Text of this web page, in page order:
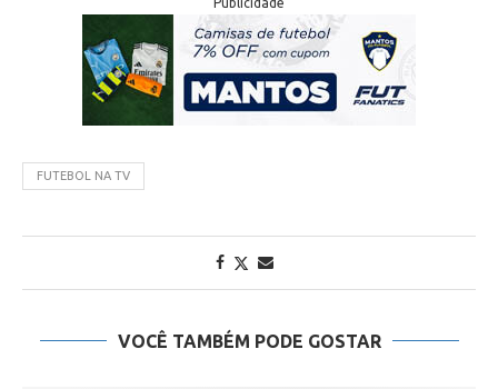
FUTEBOL NA TV
VOCÊ TAMBÉM PODE GOSTAR